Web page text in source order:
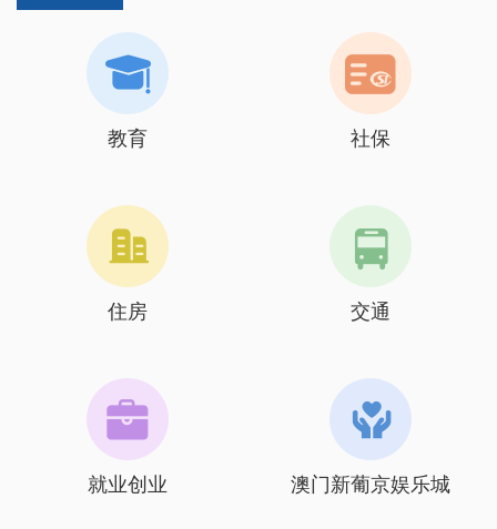
教育 社保
住房 交通
就业创业 澳门新葡京娱乐城